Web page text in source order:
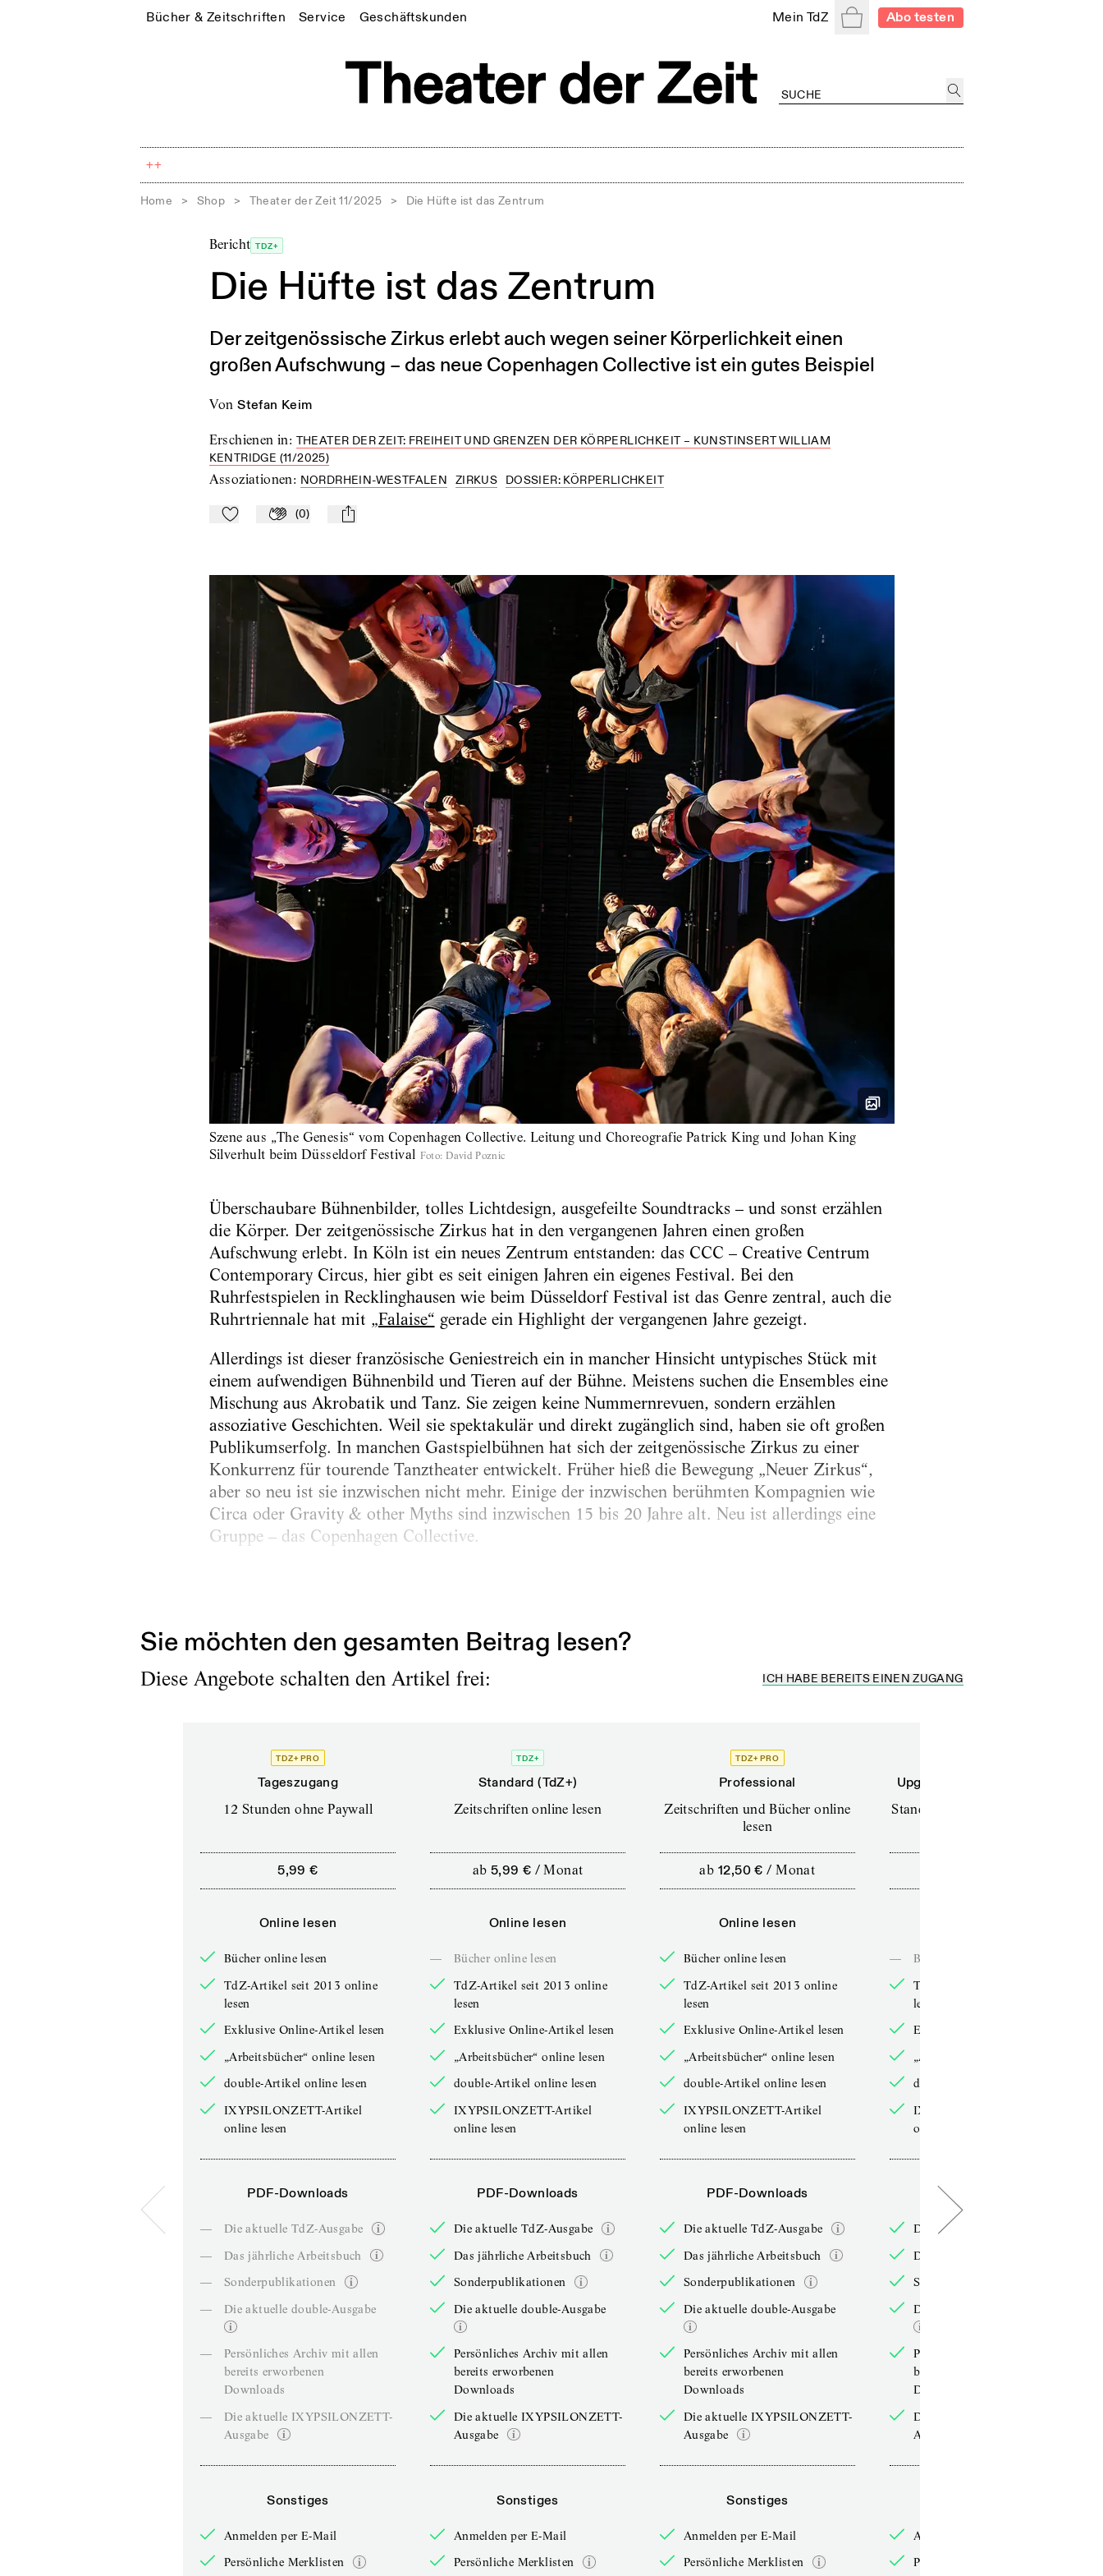
Bücher & Zeitschriften Service Geschäftskunden Mein TdZ WarenkorbAbo testen
++
Home > Shop > Theater der Zeit 11/2025 > Die Hüfte ist das Zentrum
Bericht TDZ+
Die Hüfte ist das Zentrum
Der zeitgenössische Zirkus erlebt auch wegen seiner Körperlichkeit einen
großen Aufschwung – das neue Copenhagen Collective ist ein gutes Beispiel
von Stefan Keim
Erschienen in: THEATER DER ZEIT: FREIHEIT UND GRENZEN DER KÖRPERLICHKEIT – KUNSTINSERT WILLIAM
KENTRIDGE (11/2025)
Assoziationen: NORDRHEIN-WESTFALEN ZIRKUS DOSSIER: KÖRPERLICHKEIT
Zu Mein-TdZ hinzufügen
Applaudieren
(0) mail
Szene aus „The Genesis“ vom Copenhagen Collective. Leitung und Choreografie Patrick King und Johan King
Silverhult beim Düsseldorf Festival Foto: David Poznic
Überschaubare Bühnenbilder, tolles Lichtdesign, ausgefeilte Soundtracks – und sonst erzählen
die Körper. Der zeitgenössische Zirkus hat in den vergangenen Jahren einen großen
Aufschwung erlebt. In Köln ist ein neues Zentrum entstanden: das CCC – Creative Centrum
Contemporary Circus, hier gibt es seit einigen Jahren ein eigenes Festival. Bei den
Ruhrfestspielen in Recklinghausen wie beim Düsseldorf Festival ist das Genre zentral, auch die
Ruhrtriennale hat mit „Falaise“ gerade ein Highlight der vergangenen Jahre gezeigt.
Allerdings ist dieser französische Geniestreich ein in mancher Hinsicht untypisches Stück mit
einem aufwendigen Bühnenbild und Tieren auf der Bühne. Meistens suchen die Ensembles eine
Mischung aus Akrobatik und Tanz. Sie zeigen keine Nummernrevuen, sondern erzählen
assoziative Geschichten. Weil sie spektakulär und direkt zugänglich sind, haben sie oft großen
Publikumserfolg. In manchen Gastspielbühnen hat sich der zeitgenössische Zirkus zu einer
Konkurrenz für tourende Tanztheater entwickelt. Früher hieß die Bewegung „Neuer Zirkus“,
aber so neu ist sie inzwischen nicht mehr. Einige der inzwischen berühmten Kompagnien wie
Circa oder Gravity & other Myths sind inzwischen 15 bis 20 Jahre alt. Neu ist allerdings eine
Gruppe – das Copenhagen Collective.
Sie möchten den gesamten Beitrag lesen?
Diese Angebote schalten den Artikel frei: ICH HABE BEREITS EINEN ZUGANG
TDZ+ PRO
Tageszugang
12 Stunden ohne Paywall
5,99 €
Online lesen
Bücher online lesen
TdZ-Artikel seit 2013 online
lesen
Exklusive Online-Artikel lesen
„Arbeitsbücher“ online lesen
double-Artikel online lesen
IXYPSILONZETT-Artikel
online lesen
PDF-Downloads
—
Die aktuelle TdZ-Ausgabe
—
Das jährliche Arbeitsbuch
—
Sonderpublikationen
—
Die aktuelle double-Ausgabe
—
Persönliches Archiv mit allen
bereits erworbenen
Downloads
—
Die aktuelle IXYPSILONZETT-
Ausgabe
Sonstiges
Anmelden per E-Mail
Persönliche Merklisten
TDZ+
Standard (TdZ+)
Zeitschriften online lesen
ab 5,99 € /Monat
Online lesen
—
Bücher online lesen
TdZ-Artikel seit 2013 online
lesen
Exklusive Online-Artikel lesen
„Arbeitsbücher“ online lesen
double-Artikel online lesen
IXYPSILONZETT-Artikel
online lesen
PDF-Downloads
Die aktuelle TdZ-Ausgabe
Das jährliche Arbeitsbuch
Sonderpublikationen
Die aktuelle double-Ausgabe
Persönliches Archiv mit allen
bereits erworbenen
Downloads
Die aktuelle IXYPSILONZETT-
Ausgabe
Sonstiges
Anmelden per E-Mail
Persönliche Merklisten
TDZ+ PRO
Professional
Zeitschriften und Bücher online
lesen
ab 12,50 € /Monat
Online lesen
Bücher online lesen
TdZ-Artikel seit 2013 online
lesen
Exklusive Online-Artikel lesen
„Arbeitsbücher“ online lesen
double-Artikel online lesen
IXYPSILONZETT-Artikel
online lesen
PDF-Downloads
Die aktuelle TdZ-Ausgabe
Das jährliche Arbeitsbuch
Sonderpublikationen
Die aktuelle double-Ausgabe
Persönliches Archiv mit allen
bereits erworbenen
Downloads
Die aktuelle IXYPSILONZETT-
Ausgabe
Sonstiges
Anmelden per E-Mail
Persönliche Merklisten
Upgrade für Printabonnenten
Standard (TdZ+) – Zeitschriften
—
Bücher online lesen
TdZ-Artikel seit 2013 online
lesen
Exklusive Online-Artikel lesen
„Arbeitsbücher“ online lesen
double-Artikel online lesen
IXYPSILONZETT-Artikel
online lesen
PDF-Downloads
Die aktuelle TdZ-Ausgabe
Das jährliche Arbeitsbuch
Sonderpublikationen
Die aktuelle double-Ausgabe
Persönliches Archiv mit allen
bereits erworbenen
Downloads
Die aktuelle IXYPSILONZETT-
Ausgabe
Anmelden per E-Mail
Persönliche Merklisten